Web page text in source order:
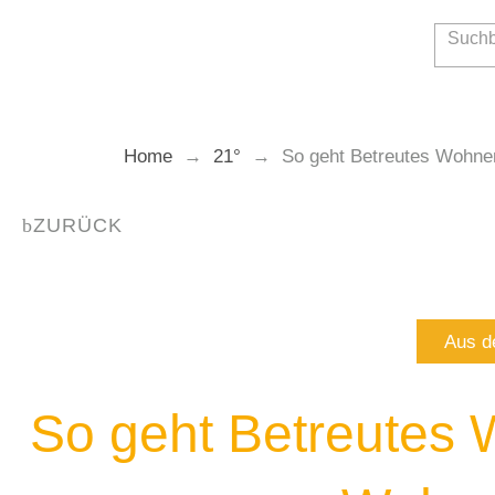
Home → 21° → So geht Betreutes
ZURÜCK
Aus
So geht Betreutes